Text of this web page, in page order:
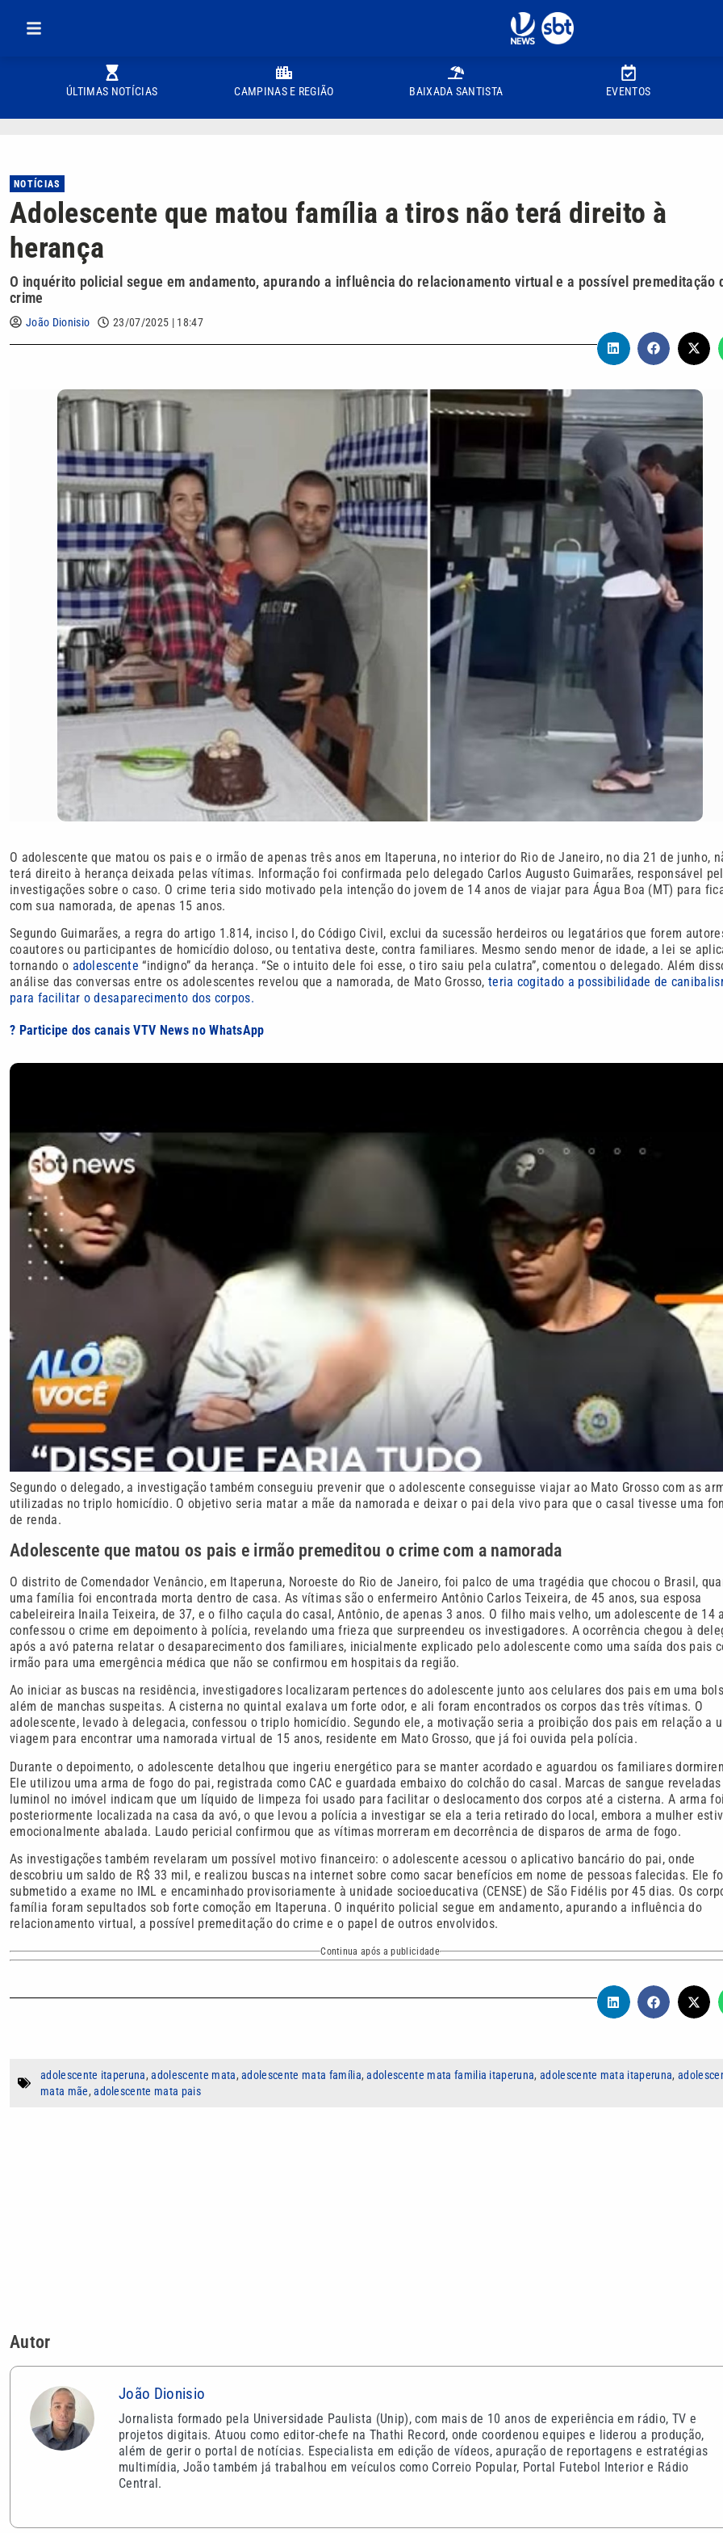
ÚLTIMAS NOTÍCIAS CAMPINAS E REGIÃO BAIXADA SANTISTA EVENTOS
NOTÍCIAS
Adolescente que matou família a tiros não terá direito à
herança
O inquérito policial segue em andamento, apurando a influência do relacionamento virtual e a possível premeditação
crime
João Dionisio 23/07/2025 | 18:47
O adolescente que matou os pais e o irmão de apenas três anos em Itaperuna, no interior do Rio de Janeiro, no dia 21 de junho,
terá direito à herança deixada pelas vítimas. Informação foi confirmada pelo delegado Carlos Augusto Guimarães, responsável
investigações sobre o caso. O crime teria sido motivado pela intenção do jovem de 14 anos de viajar para Água Boa (MT) para
com sua namorada, de apenas 15 anos.
Segundo Guimarães, a regra do artigo 1.814, inciso I, do Código Civil, exclui da sucessão herdeiros ou legatários que forem
coautores ou participantes de homicídio doloso, ou tentativa deste, contra familiares. Mesmo sendo menor de idade, a lei se
tornando o adolescente “indigno” da herança. “Se o intuito dele foi esse, o tiro saiu pela culatra”, comentou o delegado. Além
análise das conversas entre os adolescentes revelou que a namorada, de Mato Grosso, teria cogitado a possibilidade de
para facilitar o desaparecimento dos corpos.
? Participe dos canais VTV News no WhatsApp
Segundo o delegado, a investigação também conseguiu prevenir que o adolescente conseguisse viajar ao Mato Grosso com as
utilizadas no triplo homicídio. O objetivo seria matar a mãe da namorada e deixar o pai dela vivo para que o casal tivesse uma
de renda.
Adolescente que matou os pais e irmão premeditou o crime com a namorada
O distrito de Comendador Venâncio, em Itaperuna, Noroeste do Rio de Janeiro, foi palco de uma tragédia que chocou o Brasil,
uma família foi encontrada morta dentro de casa. As vítimas são o enfermeiro Antônio Carlos Teixeira, de 45 anos, sua esposa
cabeleireira Inaila Teixeira, de 37, e o filho caçula do casal, Antônio, de apenas 3 anos. O filho mais velho, um adolescente de 14
confessou o crime em depoimento à polícia, revelando uma frieza que surpreendeu os investigadores. A ocorrência chegou à
após a avó paterna relatar o desaparecimento dos familiares, inicialmente explicado pelo adolescente como uma saída dos pais
irmão para uma emergência médica que não se confirmou em hospitais da região.
Ao iniciar as buscas na residência, investigadores localizaram pertences do adolescente junto aos celulares dos pais em uma
além de manchas suspeitas. A cisterna no quintal exalava um forte odor, e ali foram encontrados os corpos das três vítimas. O
adolescente, levado à delegacia, confessou o triplo homicídio. Segundo ele, a motivação seria a proibição dos pais em relação a
viagem para encontrar uma namorada virtual de 15 anos, residente em Mato Grosso, que já foi ouvida pela polícia.
Durante o depoimento, o adolescente detalhou que ingeriu energético para se manter acordado e aguardou os familiares
Ele utilizou uma arma de fogo do pai, registrada como CAC e guardada embaixo do colchão do casal. Marcas de sangue
luminol no imóvel indicam que um líquido de limpeza foi usado para facilitar o deslocamento dos corpos até a cisterna. A arma foi
posteriormente localizada na casa da avó, o que levou a polícia a investigar se ela a teria retirado do local, embora a mulher
emocionalmente abalada. Laudo pericial confirmou que as vítimas morreram em decorrência de disparos de arma de fogo.
As investigações também revelaram um possível motivo financeiro: o adolescente acessou o aplicativo bancário do pai, onde
descobriu um saldo de R$ 33 mil, e realizou buscas na internet sobre como sacar benefícios em nome de pessoas falecidas. Ele
submetido a exame no IML e encaminhado provisoriamente à unidade socioeducativa (CENSE) de São Fidélis por 45 dias. Os
família foram sepultados sob forte comoção em Itaperuna. O inquérito policial segue em andamento, apurando a influência do
relacionamento virtual, a possível premeditação do crime e o papel de outros envolvidos.
Continua após a publicidade
adolescente itaperuna,adolescente mata,adolescente mata família,adolescente mata familia itaperuna, adolescente mata itaperuna,
mata mãe,adolescente mata pais